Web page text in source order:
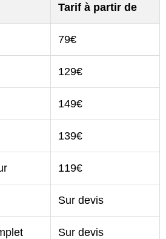
Tarif à partir de
79€
129€
149€
139€
119€
Sur devis
Sur devis